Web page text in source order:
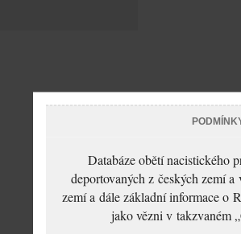
Databáze obětí nacistického
deportovaných z českých zemí
zemí a dále základní informace o
jako vězni v takzvaném